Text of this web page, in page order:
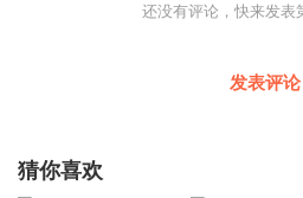
还没有评论，快来发表
发表评论
猜你喜欢